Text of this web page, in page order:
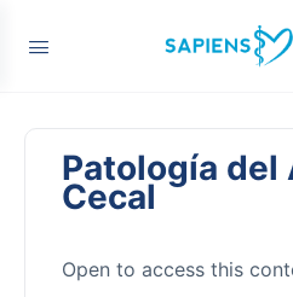
Patología del
Cecal
Open to access this